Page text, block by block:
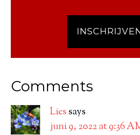
Comments
Lies says
juni 9, 2022 at 9:36